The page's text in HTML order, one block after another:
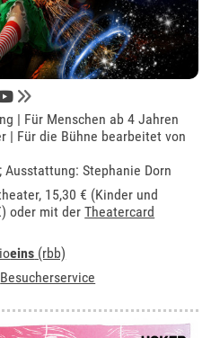
| Für Menschen ab 4 Jahren
| Für die Bühne bearbeitet von
Ausstattung: Stephanie Dorn
, 15,30 € (Kinder und
oder mit derTheatercard
eins (rbb)
Besucherservice